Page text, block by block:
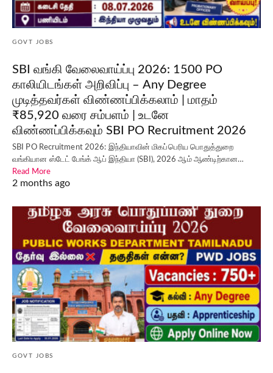
GOVT JOBS
SBI வங்கி வேலைவாய்ப்பு 2026: 1500 PO
காலியிடங்கள் அறிவிப்பு – Any Degree
முடித்தவர்கள் விண்ணப்பிக்கலாம் | மாதம்
₹85,920 வரை சம்பளம் | உடனே
விண்ணப்பிக்கவும் SBI PO Recruitment 2026
SBI PO Recruitment 2026: இந்தியாவின் மிகப்பெரிய பொதுத்துறை
வங்கியான ஸ்டேட் பேங்க் ஆப் இந்தியா (SBI), 2026 ஆம் ஆண்டிற்கான…
Read More
2 months ago
GOVT JOBS